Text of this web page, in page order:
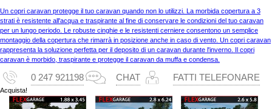
Un copri caravan protegge il tuo caravan quando non lo utilizzi. La morbida copertura a 3
strati è resistente all'acqua e traspirante al fine di conservare le condizioni del tuo caravan
per un lungo periodo. Le robuste cinghie e le resistenti cerniere consentono un semplice
montaggio della copertura che rimarrà in posizione anche in caso di vento. Un copri caravan
rappresenta la soluzione perfetta per il deposito di un caravan durante l'inverno. Il copri
caravan è morbido, traspirante e protegge il caravan da muffa e condensa.
0 247 921198 CHAT FATTI TELEFONARE
Acquista!